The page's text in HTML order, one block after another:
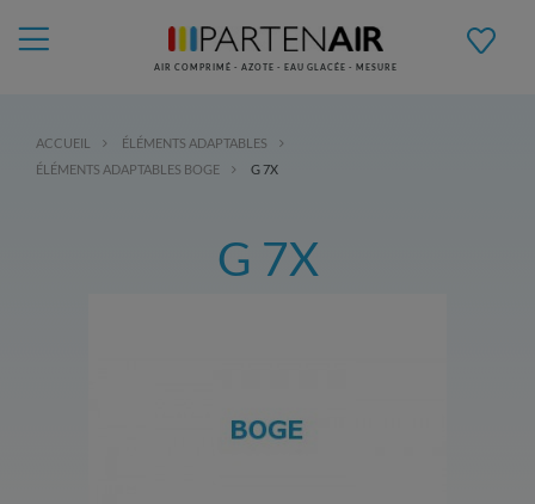
AIR COMPRIMÉ - AZOTE - EAU GLACÉE - MESURE
ACCUEIL
ÉLÉMENTS ADAPTABLES
ÉLÉMENTS ADAPTABLES BOGE
G 7X
G 7X